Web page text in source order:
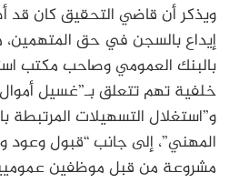
ويذكر أن قاضي التحقيق كان قد
إيداع بالسجن في حق
بالبنك العمومي وصاحب مكتب
خلفية تهم تتعلق بـ”غسيل
و”استغلال التسهيلات المرتبطة
المهني”، إلى جانب “قبول وعود
مشروعة من قبل موظفين